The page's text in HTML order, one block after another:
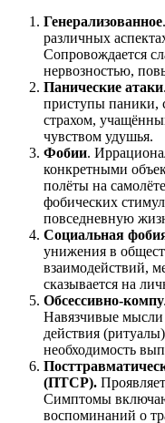
Генерализованное
различных
Сопровождается
нервозностью,
Панические атаки
приступы паники,
страхом,
чувством удушья.
Фобии.
конкретными
полёты на
фобических
повседневную
Социальная
унижения в
взаимодействий,
сказывается на
Обсессивно-
Навязчивые
действия
необходимость
(ПТСР).
Симптомы
воспоминаний о